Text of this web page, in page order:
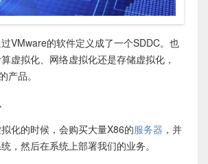
VMware的软件定义成了一个SDDC。也
虚拟化、网络虚拟化还是存储虚拟化，
产品。
化的时候，会购买大量X86的服务器 ，并
，然后在系统上部署我们的业务。